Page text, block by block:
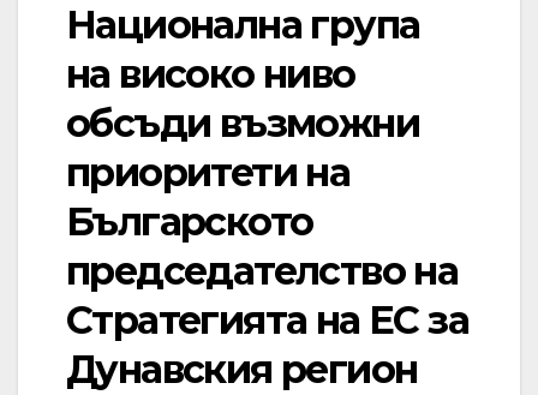
Национална група
на високо ниво
обсъди възможни
приоритети на
Българското
председателство на
Стратегията на ЕС за
Дунавския регион